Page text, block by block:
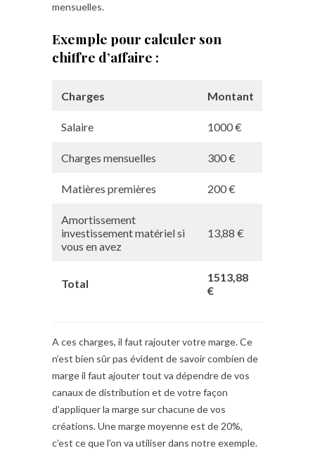
mensuelles.
Exemple pour calculer son
chiffre d’affaire :
Charges Montant
Salaire 1000 €
Charges mensuelles 300 €
Matières premières 200 €
Amortissement
investissement matériel si
vous en avez
13,88 €
Total
1513,88
€
A ces charges, il faut rajouter votre marge. Ce
n’est bien sûr pas évident de savoir combien de
marge il faut ajouter tout va dépendre de vos
canaux de distribution et de votre façon
d’appliquer la marge sur chacune de vos
créations. Une marge moyenne est de 20%,
c’est ce que l’on va utiliser dans notre exemple.